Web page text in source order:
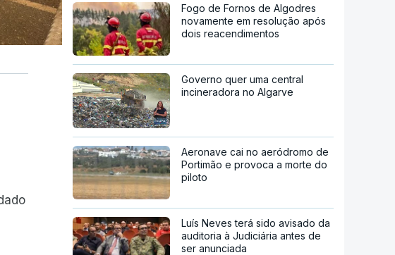
Fogo de Fornos de Algodres
novamente em resolução após
dois reacendimentos
Governo quer uma central
incineradora no Algarve
Aeronave cai no aeródromo de
Portimão e provoca a morte do
piloto
Luís Neves terá sido avisado da
auditoria à Judiciária antes de
ser anunciada